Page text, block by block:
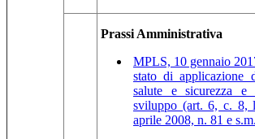
Prassi Amministrativa
MPLS, 10 gennaio
stato di applicazione
salute e sicurezza e
sviluppo (art. 6, c. 8,
aprile 2008, n. 81 e